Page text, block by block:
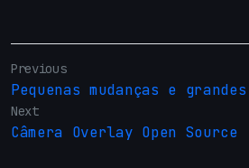
Previous
Pequenas mudanças e
Next
Câmera Overlay Open Source